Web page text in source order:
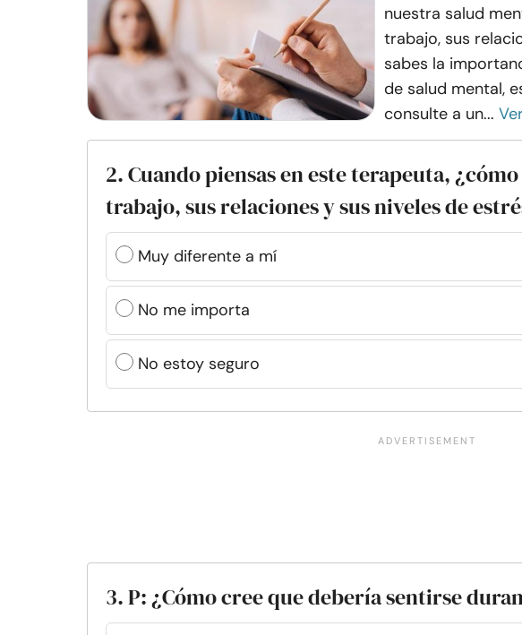
nuestra salud
trabajo, sus
sabes la
de salud mental,
consulte a un...
2. Cuando piensas en este terapeuta,
trabajo, sus relaciones y sus niveles de
Muy diferente a mí
No me importa
No estoy seguro
3. P: ¿Cómo cree que debería sentirse